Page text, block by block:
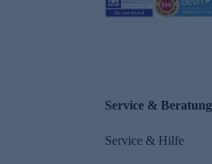
Service & Beratung
Service & Hilfe